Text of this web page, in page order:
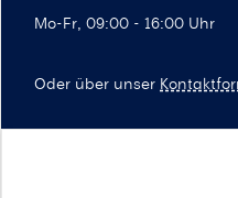
Mo-Fr, 09:00 - 16:00 Uhr
Oder über unser